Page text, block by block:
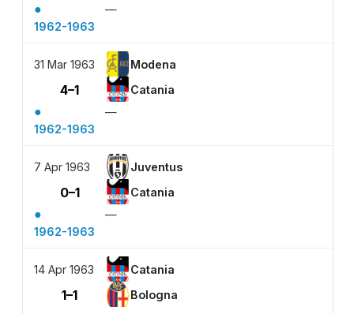
●
—
1962-1963
31 Mar 1963 Modena
4–1 Catania
●
—
1962-1963
7 Apr 1963 Juventus
0–1 Catania
●
—
1962-1963
14 Apr 1963 Catania
1–1 Bologna